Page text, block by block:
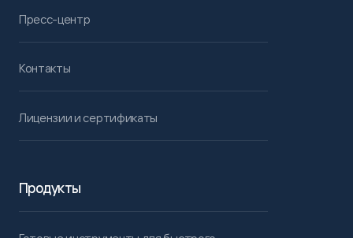
Пресс-центр
Контакты
Лицензии и сертификаты
Продукты